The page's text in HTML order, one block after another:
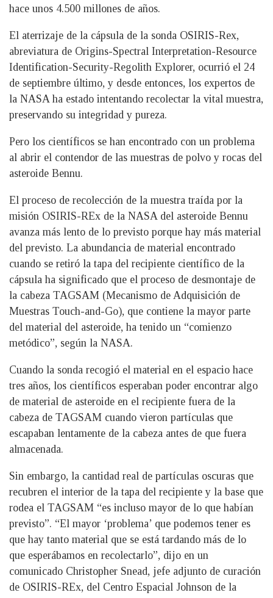
hace unos 4.500 millones de años.
El aterrizaje de la cápsula de la sonda OSIRIS-Rex,
abreviatura de Origins-Spectral Interpretation-Resource
Identification-Security-Regolith Explorer, ocurrió el 24
de septiembre último, y desde entonces, los expertos de
la NASA ha estado intentando recolectar la vital muestra,
preservando su integridad y pureza.
Pero los científicos se han encontrado con un problema
al abrir el contendor de las muestras de polvo y rocas del
asteroide Bennu.
El proceso de recolección de la muestra traída por la
misión OSIRIS-REx de la NASA del asteroide Bennu
avanza más lento de lo previsto porque hay más material
del previsto. La abundancia de material encontrado
cuando se retiró la tapa del recipiente científico de la
cápsula ha significado que el proceso de desmontaje de
la cabeza TAGSAM (Mecanismo de Adquisición de
Muestras Touch-and-Go), que contiene la mayor parte
del material del asteroide, ha tenido un “comienzo
metódico”, según la NASA.
Cuando la sonda recogió el material en el espacio hace
tres años, los científicos esperaban poder encontrar algo
de material de asteroide en el recipiente fuera de la
cabeza de TAGSAM cuando vieron partículas que
escapaban lentamente de la cabeza antes de que fuera
almacenada.
Sin embargo, la cantidad real de partículas oscuras que
recubren el interior de la tapa del recipiente y la base que
rodea el TAGSAM “es incluso mayor de lo que habían
previsto”. “El mayor ‘problema’ que podemos tener es
que hay tanto material que se está tardando más de lo
que esperábamos en recolectarlo”, dijo en un
comunicado Christopher Snead, jefe adjunto de curación
de OSIRIS-REx, del Centro Espacial Johnson de la